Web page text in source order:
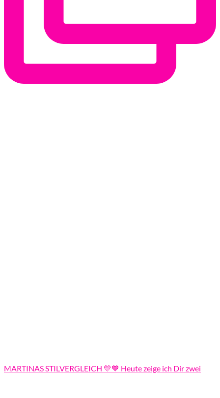
MARTINAS STILVERGLEICH 💛💙 Heute zeige ich Dir zwei